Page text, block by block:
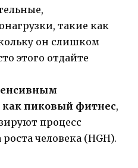
такие как
он слишком
этого отдайте
пиковый фитнес,
процесс
человека (HGH).